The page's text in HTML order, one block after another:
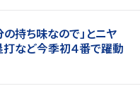
の持ち味なので」とニヤ
など今季初４番で躍動